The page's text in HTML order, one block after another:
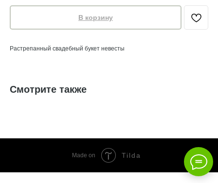
В корзину
Растрепанный свадебный букет невесты
Смотрите также
Made on Tilda